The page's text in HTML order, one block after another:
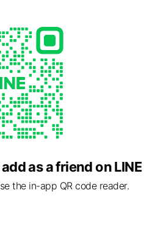
as a friend on LINE
the in-app QR code reader.